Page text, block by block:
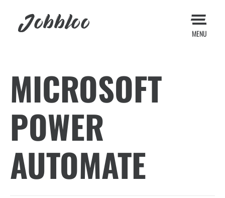
MENU
Jobbloo
MICROSOFT
POWER
AUTOMATE